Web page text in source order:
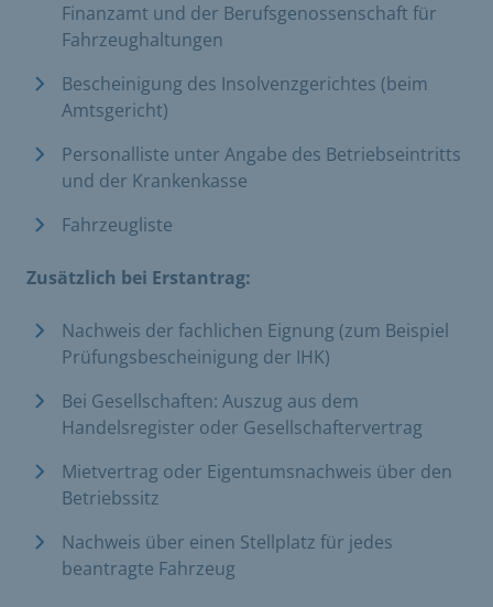
Finanzamt und der Berufsgenossenschaft für
Fahrzeughaltungen
Bescheinigung des Insolvenzgerichtes (beim
Amtsgericht)
Personalliste unter Angabe des Betriebseintritts
und der Krankenkasse
Fahrzeugliste
Zusätzlich bei Erstantrag:
Nachweis der fachlichen Eignung (zum Beispiel
Prüfungsbescheinigung der IHK)
Bei Gesellschaften: Auszug aus dem
Handelsregister oder Gesellschaftervertrag
Mietvertrag oder Eigentumsnachweis über den
Betriebssitz
Nachweis über einen Stellplatz für jedes
beantragte Fahrzeug